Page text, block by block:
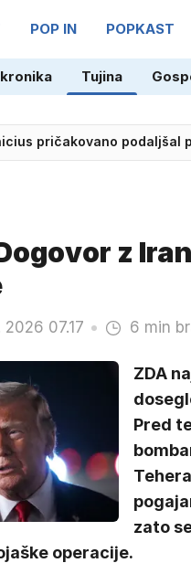
POP IN POPKAST
Tujina
pričakovano podaljšal
z
2026 07.17 6 min
ZDA
Pred
zato
operacije.